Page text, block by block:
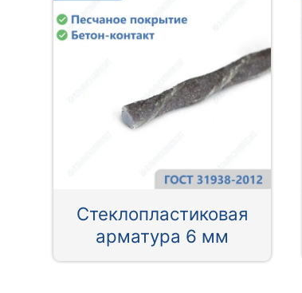
Стеклопластиковая
арматура 6 мм